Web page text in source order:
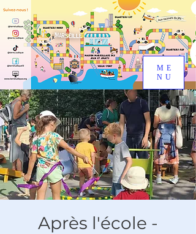
ME
NU
Après l'école -